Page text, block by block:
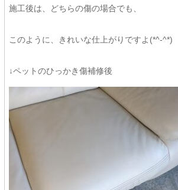
施工後は、どちらの傷の場合でも、
このように、きれいな仕上がりですよ(*^-^*)
↓ペットのひっかき傷補修後